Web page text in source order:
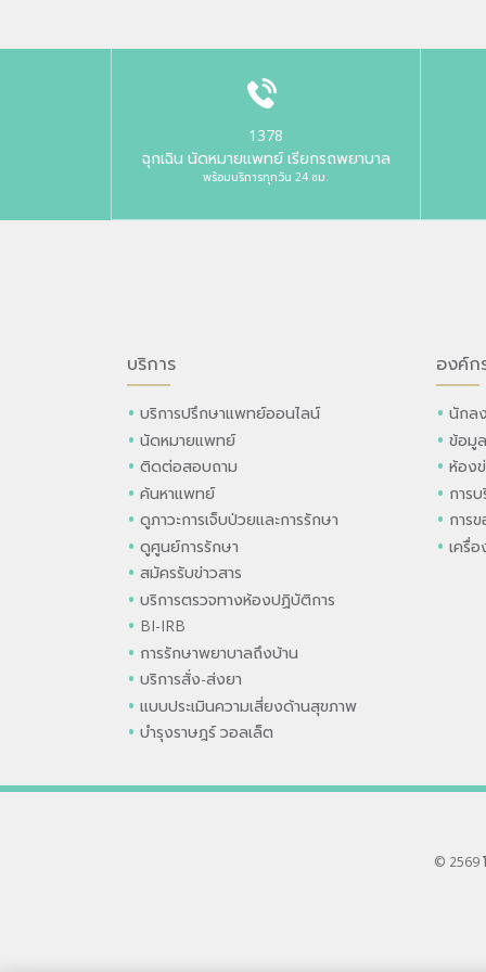
1378
ฉุกเฉิน นัดหมายแพทย์ เรียกรถพยาบาล
พร้อมบริการทุกวัน 24 ชม.
บริการ
บริการปรึกษาแพทย์ออนไลน์
นัดหมายแพทย์
ติดต่อสอบถาม
ค้นหาแพทย์
ดูภาวะการเจ็บป่วยและการรักษา
ดูศูนย์การรักษา
สมัครรับข่าวสาร
บริการตรวจทางห้องปฏิบัติการ
BI-IRB
การรักษาพยาบาลถึงบ้าน
บริการสั่ง-ส่งยา
แบบประเมินความเสี่ยงด้านสุขภาพ
บำรุงราษฎร์ วอลเล็ต
องค์ก
นักล
ข้อมู
ห้อง
การ
การ
เครื่
© 2569